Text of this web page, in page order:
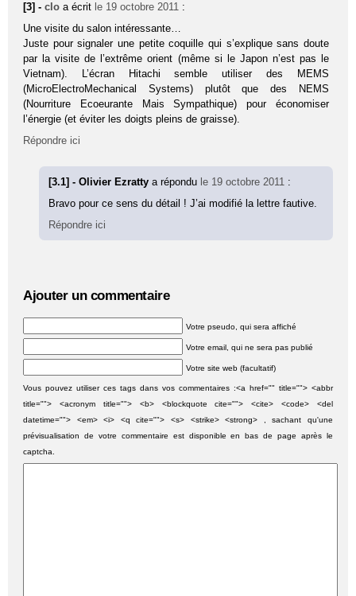
[3] -clo a écrit le 19 octobre 2011 :
Une visite du salon intéressante…
Juste pour signaler une petite coquille qui s’explique sans doute
par la visite de l’extrême orient (même si le Japon n’est pas le
Vietnam). L’écran Hitachi semble utiliser des MEMS
(MicroElectroMechanical Systems) plutôt que des NEMS
(Nourriture Ecoeurante Mais Sympathique) pour économiser
l’énergie (et éviter les doigts pleins de graisse).
Répondre ici
[3.1] - Olivier Ezrattya répondu le 19 octobre 2011 :
Bravo pour ce sens du détail ! J’ai modifié la lettre fautive.
Répondre ici
Ajouter un commentaire
Votre pseudo, qui sera affiché
Votre email, qui ne sera pas publié
Votre site web (facultatif)
Vous pouvez utiliser ces tags dans vos commentaires :<a href="" title=""> <abbr
title=""> <acronym title=""> <b> <blockquote cite=""> <cite> <code> <del
datetime=""> <em> <i> <q cite=""> <s> <strike> <strong> , sachant qu'une
prévisualisation de votre commentaire est disponible en bas de page après le
captcha.